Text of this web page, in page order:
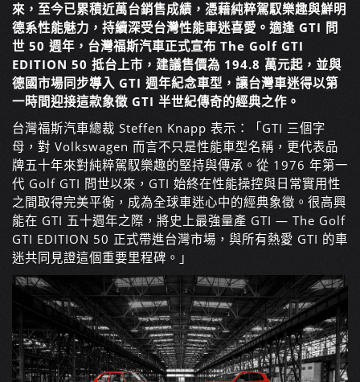
來，至今已累積近萬台銷售成績，憑藉純粹駕馭樂趣與鮮明
德系性能魅力，持續深受台灣性能車迷喜愛。適逢 GTI 問
世 50 週年，台灣福斯汽車正式宣布 The Golf GTI
EDITION 50 抵台上市，建議售價為 194.8 萬元起，並與
德國市場同步導入 GTI 週年紀念車型，讓台灣車迷得以第
一時間迎接這款象徵 GTI 半世紀傳奇的經典之作。
台灣福斯汽車總裁 Steffen Knapp 表示：「GTI 三個字
母，對 Volkswagen 而言不只是性能車型名稱，更代表品
牌五十年來對純粹駕馭樂趣的堅持與傳承。從 1976 年第一
代 Golf GTI 問世以來，GTI 始終在性能操控與日常實用性
之間取得完美平衡，成為全球車迷心中的經典象徵。很高興
能在 GTI 五十週年之際，將史上最強量產 GTI — The Golf
GTI EDITION 50 正式帶進台灣市場，與所有熱愛 GTI 的車
迷共同見證這個重要里程碑。」